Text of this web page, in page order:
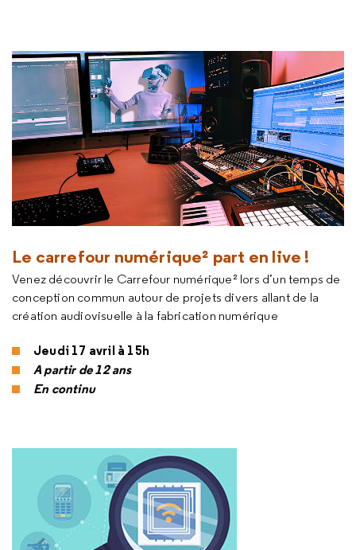
Le carrefour numérique² part en live !
Venez découvrir le Carrefour numérique² lors d’un temps de
conception commun autour de projets divers allant de la
création audiovisuelle à la fabrication numérique
Jeudi 17 avril à 15h
A partir de 12 ans
En continu